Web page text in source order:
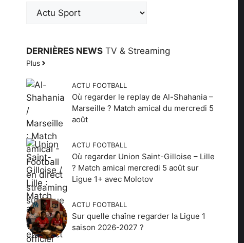
DERNIÈRES NEWS TV & Streaming
Plus
ACTU FOOTBALL
Où regarder le replay de Al-Shahania –
Marseille ? Match amical du mercredi 5
août
ACTU FOOTBALL
Où regarder Union Saint-Gilloise – Lille
? Match amical mercredi 5 août sur
Ligue 1+ avec Molotov
ACTU FOOTBALL
Sur quelle chaîne regarder la Ligue 1
saison 2026-2027 ?